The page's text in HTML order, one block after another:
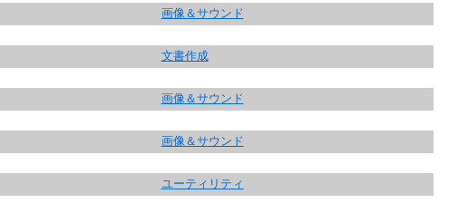
画像＆サウンド
文書作成
画像＆サウンド
画像＆サウンド
ユーティリティ